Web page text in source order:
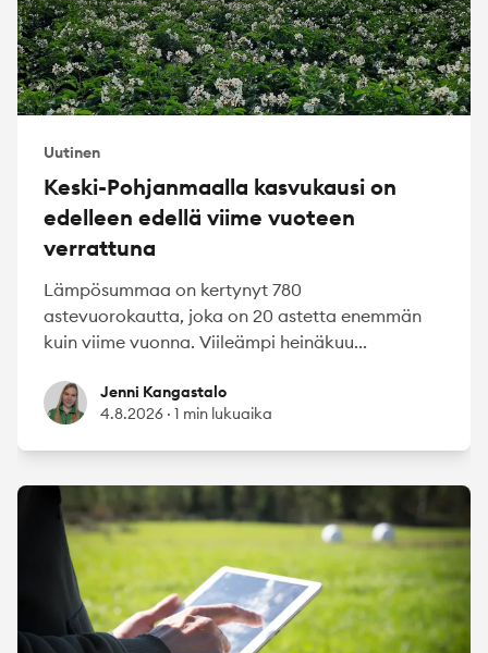
Uutinen
Keski-Pohjanmaalla kasvukausi on
edelleen edellä viime vuoteen
verrattuna
Lämpösummaa on kertynyt 780
astevuorokautta, joka on 20 astetta enemmän
kuin viime vuonna. Viileämpi heinäkuu...
Jenni Kangastalo
Jenni Kangastalo
4.8.2026 · 1 min lukuaika